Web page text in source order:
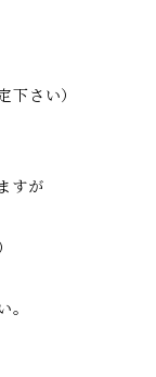
下さい）
すが
。